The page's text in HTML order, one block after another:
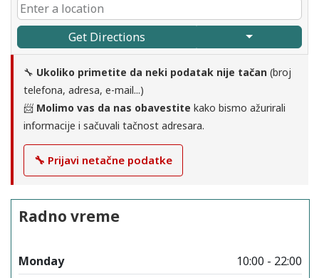
Get Directions
🔧 Ukoliko primetite da neki podatak nije tačan (broj
telefona, adresa, e-mail...)
📨 Molimo vas da nas obavestite kako bismo ažurirali
informacije i sačuvali tačnost adresara.
🔧 Prijavi netačne podatke
Radno vreme
Monday
10:00 - 22:00